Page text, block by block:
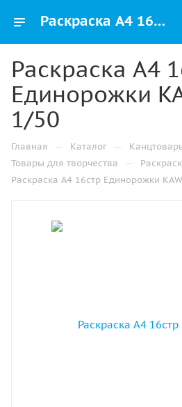
Раскраска A4 16стр Единорожки KAWAIi Умка 1/50 купить оптом и в розницу в Набережных Челнах
Раскраска A4
Единорожки
1/50
Главная — Каталог —
Товары для творчества —
Раскраска A4 16стр Единорожки